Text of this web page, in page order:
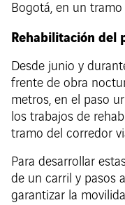
Bogotá, en un
Rehabilitación del
Desde junio y
frente de obra
metros, en el paso
los trabajos de
tramo del corredor
Para desarrollar
de un carril y pasos
garantizar la